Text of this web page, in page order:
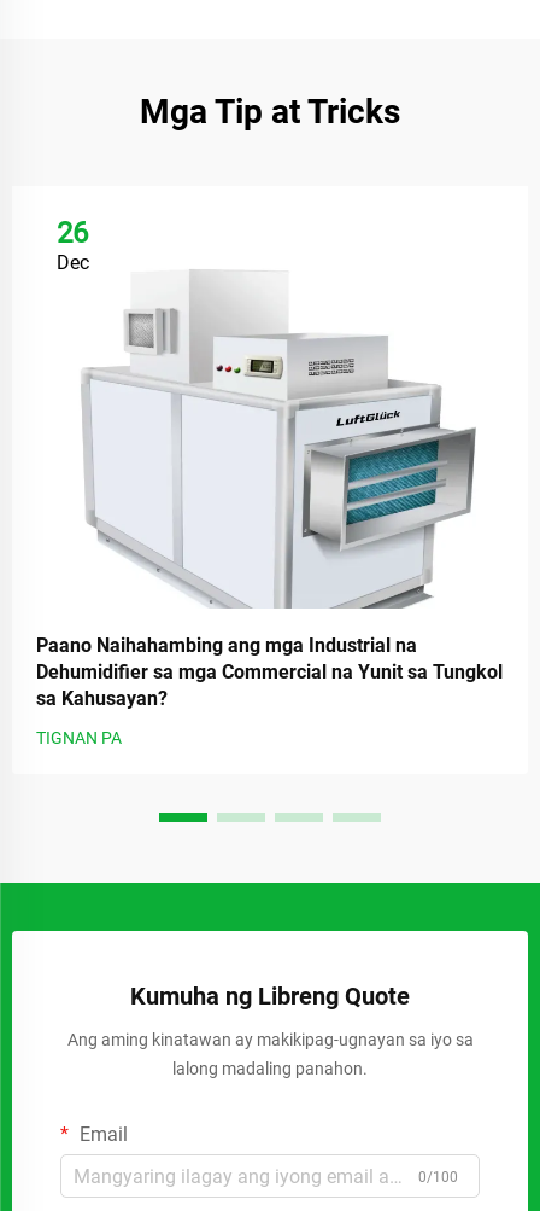
Mga Tip at Tricks
26
Dec
Paano Naihahambing ang mga Industrial na
Dehumidifier sa mga Commercial na Yunit sa Tungkol
sa Kahusayan?
TIGNAN PA
Kumuha ng Libreng Quote
Ang aming kinatawan ay makikipag-ugnayan sa iyo sa
lalong madaling panahon.
Email
0/100